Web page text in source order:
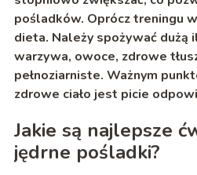
pośladków. Oprócz treningu
dieta. Należy spożywać dużą
warzywa, owoce, zdrowe
pełnoziarniste. Ważnym
zdrowe ciało jest picie
Jakie są najlepsze
jędrne pośladki?